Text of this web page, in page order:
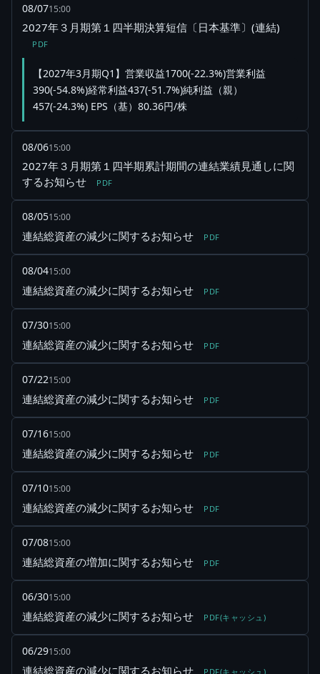
08/0715:00
2027年３月期第１四半期決算短信〔日本基準〕(連結)
PDF
【2027年3月期Q1】営業収益1700(-22.3%)営業利益
390(-54.8%)経常利益437(-51.7%)純利益（親）
457(-24.3%) EPS（基）80.36円/株
08/0615:00
2027年３月期第１四半期累計期間の連結業績見通しに関
するお知らせ
PDF
08/0515:00
連結総資産の減少に関するお知らせ PDF
08/0415:00
連結総資産の減少に関するお知らせ PDF
07/3015:00
連結総資産の減少に関するお知らせ PDF
07/2215:00
連結総資産の減少に関するお知らせ PDF
07/1615:00
連結総資産の減少に関するお知らせ PDF
07/1015:00
連結総資産の減少に関するお知らせ PDF
07/0815:00
連結総資産の増加に関するお知らせ PDF
06/3015:00
連結総資産の減少に関するお知らせ PDF(キャッシュ)
06/2915:00
連結総資産の減少に関するお知らせ PDF(キャッシュ)